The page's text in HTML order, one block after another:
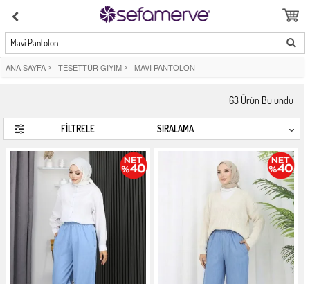
Mavi Pantolon
ANA SAYFA > TESETTÜR GIYIM > MAVI PANTOLON
63 Ürün Bulundu
FİLTRELE